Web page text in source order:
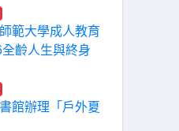
範大學成人教育
齡人生與終身
館辦理「戶外夏